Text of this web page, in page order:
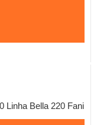
Linha Bella 220 Fani